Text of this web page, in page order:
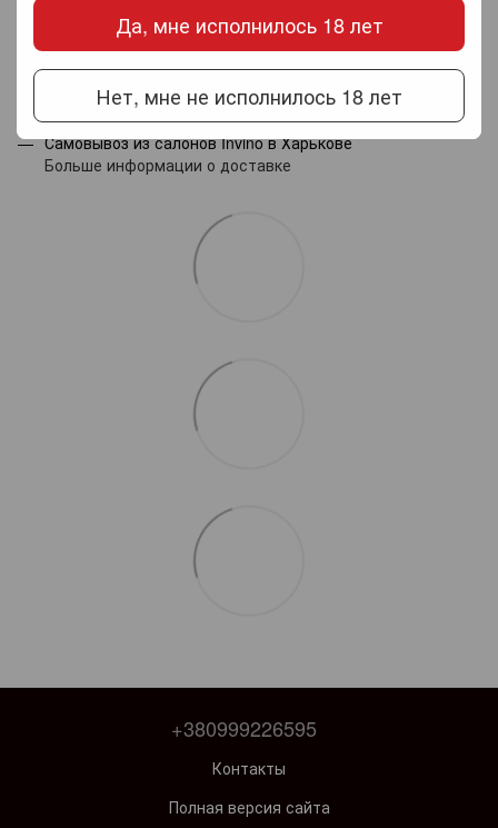
Да, мне исполнилось 18 лет
Нет, мне не исполнилось 18 лет
Доставка Оплата Гарантия
Новой почтой по Украине — по тарифам перевозчика.
Самовывоз из салонов Invino в Харькове
Больше информации о доставке
+380999226595
Контакты
Полная версия сайта